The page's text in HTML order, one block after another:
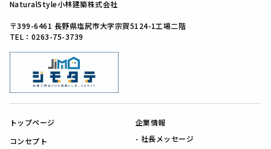
NaturalStyle小林建築株式会社
〒399-6461 長野県塩尻市大字宗賀5124-1工場二階
TEL：0263-75-3739
トップページ
コンセプト
企業情報
社長メッセージ